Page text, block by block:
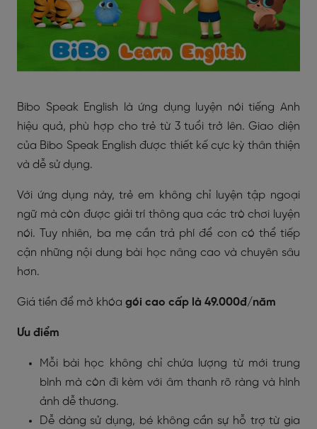
Bibo Speak English là ứng dụng luyện nói tiếng Anh
hiệu quả, phù hợp cho trẻ từ 3 tuổi trở lên. Giao diện
của Bibo Speak English được thiết kế cực kỳ thân thiện
và dễ sử dụng.
Với ứng dụng này, trẻ em không chỉ luyện tập ngoại
ngữ mà còn được giải trí thông qua các trò chơi luyện
nói. Tuy nhiên, ba mẹ cần trả phí để con có thể tiếp
cận những nội dung bài học nâng cao và chuyên sâu
hơn.
Giá tiền để mở khóa gói cao cấp là 49.000đ/năm
Ưu điểm
Mỗi bài học không chỉ chứa lượng từ mới trung
bình mà còn đi kèm với âm thanh rõ ràng và hình
ảnh dễ thương.
Dễ dàng sử dụng, bé không cần sự hỗ trợ từ gia